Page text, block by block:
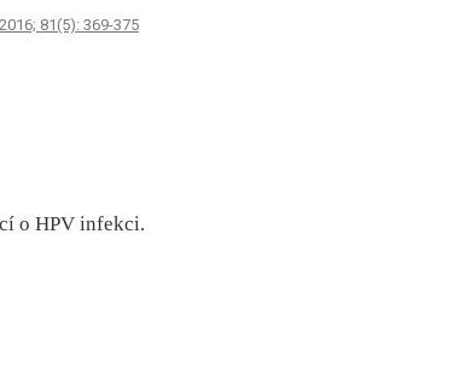
81(5): 369-375
o HPV infekci.